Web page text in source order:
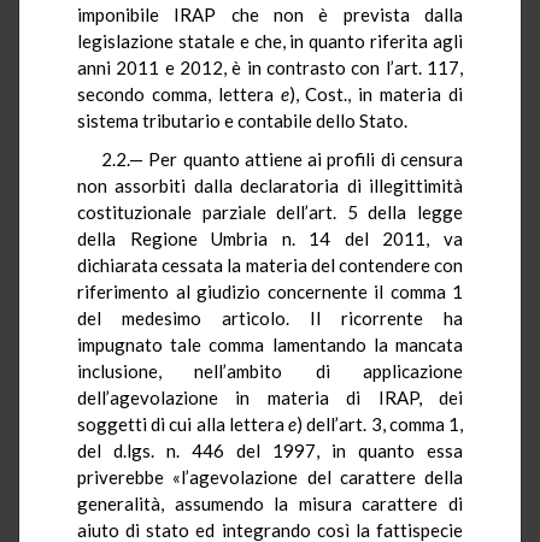
imponibile IRAP che non è prevista dalla
legislazione statale e che, in quanto riferita agli
anni 2011 e 2012, è in contrasto con l’art. 117,
secondo comma, lettera e), Cost., in materia di
sistema tributario e contabile dello Stato.
2.2.— Per quanto attiene ai profili di censura
non assorbiti dalla declaratoria di illegittimità
costituzionale parziale dell’art. 5 della legge
della Regione Umbria n. 14 del 2011, va
dichiarata cessata la materia del contendere con
riferimento al giudizio concernente il comma 1
del medesimo articolo. Il ricorrente ha
impugnato tale comma lamentando la mancata
inclusione, nell’ambito di applicazione
dell’agevolazione in materia di IRAP, dei
soggetti di cui alla letterae) dell’art. 3, comma 1,
del d.lgs. n. 446 del 1997, in quanto essa
priverebbe «l’agevolazione del carattere della
generalità, assumendo la misura carattere di
aiuto di stato ed integrando così la fattispecie